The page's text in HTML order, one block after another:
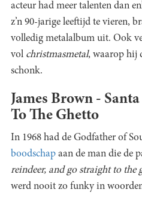
acteur had meer talenten dan
z’n 90-jarige leeftijd te vieren,
volledig metalalbum uit. Ook
vol christmasmetal, waarop hij
schonk.
James Brown -
To The Ghetto
In 1968 had de Godfather of
boodschap aan de man die de
reindeer, and go straight to the
werd nooit zo funky in